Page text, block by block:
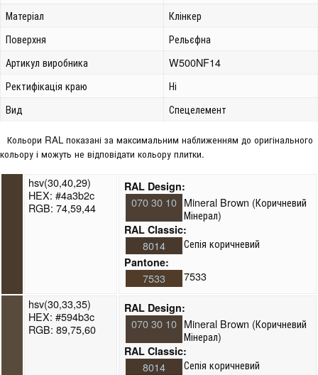
Матеріал
Клінкер
Поверхня
Рельєфна
Артикул виробника
W500NF14
Ректифікація краю
Ні
Вид
Спецелемент
Кольори RAL показані за максимальним наближенням до оригінального
кольору і можуть не відповідати кольору плитки.
hsv(30,40,29)
HEX: #4a3b2c
RGB: 74,59,44
RAL Design:
070 30 10 Mineral Brown (Коричневий
Мінерал)
RAL Classic:
8014 Сепія коричневий
Pantone:
7533
7533
hsv(30,33,35)
HEX: #594b3c
RGB: 89,75,60
RAL Design:
070 30 10 Mineral Brown (Коричневий
Мінерал)
RAL Classic:
8014 Сепія коричневий